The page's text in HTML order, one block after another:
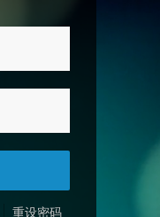
重设密码